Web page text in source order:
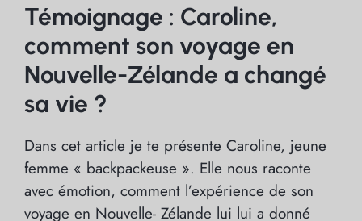
Témoignage : Caroline,
comment son voyage en
Nouvelle-Zélande a changé
sa vie ?
Dans cet article je te présente Caroline, jeune
femme « backpackeuse ». Elle nous raconte
avec émotion, comment l’expérience de son
voyage en Nouvelle- Zélande lui lui a donné